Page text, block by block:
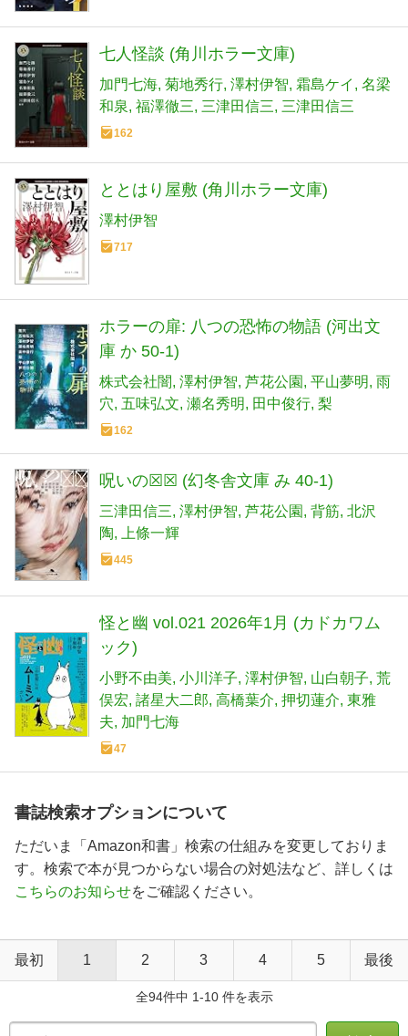
七人怪談 (角川ホラー文庫)
加門七海 菊地秀行 澤村伊智 霜島ケイ
名梁
和泉 福澤徹三 三津田信三 三津田信三
162
ととはり屋敷 (角川ホラー文庫)
澤村伊智
717
ホラーの扉: 八つの恐怖の物語 (河出文
庫 か 50-1)
株式会社闇 澤村伊智 芦花公園 平山夢明 雨
穴 五味弘文 瀬名秀明 田中俊行 梨
162
呪いの☒☒ (幻冬舎文庫 み 40-1)
三津田信三 澤村伊智 芦花公園 背筋 北沢
陶
上條一輝
445
怪と幽 vol.021 2026年1月 (カドカワム
ック)
小野不由美 小川洋子 澤村伊智 山白朝子 荒
俣宏 諸星大二郎 高橋葉介 押切蓮介 東雅
夫 加門七海
47
書誌検索オプションについて
ただいま「Amazon和書」検索の仕組みを変更しておりま
す。検索で本が見つからない場合の対処法など、詳しくは
こちらのお知らせをご確認ください。
最初 1 2 3 4 5 最後
全94件中 1-10 件を表示